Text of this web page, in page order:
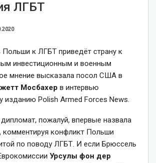
ЛГБТ
к ЛГБТ приведёт страну к
инвестиционным и военным
мнение высказала посол США в
Моcбахер в интервью
изданию Polish Armed Forces News.
пожалуй, впервые назвала
конфликт Польши
по поводу ЛГБТ. И если Брюссель
Урсулы фон дер